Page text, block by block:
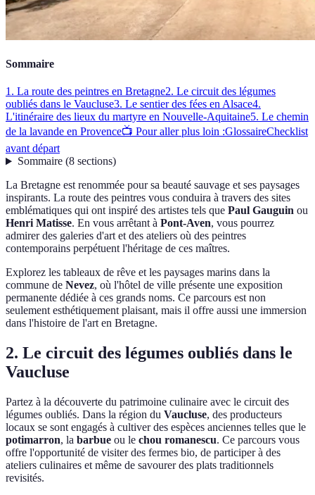
Sommaire
1. La route des peintres en Bretagne2. Le circuit des légumes
oubliés dans le Vaucluse3. Le sentier des fées en Alsace4.
L'itinéraire des lieux du martyre en Nouvelle-Aquitaine5. Le chemin
de la lavande en Provence📺 Pour aller plus loin :GlossaireChecklist
avant départ
Sommaire(8 sections)
La Bretagne est renommée pour sa beauté sauvage et ses paysages
inspirants. La route des peintres vous conduira à travers des sites
emblématiques qui ont inspiré des artistes tels que Paul Gauguin ou
Henri Matisse. En vous arrêtant à Pont-Aven, vous pourrez
admirer des galeries d'art et des ateliers où des peintres
contemporains perpétuent l'héritage de ces maîtres.
Explorez les tableaux de rêve et les paysages marins dans la
commune de Nevez, où l'hôtel de ville présente une exposition
permanente dédiée à ces grands noms. Ce parcours est non
seulement esthétiquement plaisant, mais il offre aussi une immersion
dans l'histoire de l'art en Bretagne.
2. Le circuit des légumes oubliés dans le
Vaucluse
Partez à la découverte du patrimoine culinaire avec le circuit des
légumes oubliés. Dans la région du Vaucluse, des producteurs
locaux se sont engagés à cultiver des espèces anciennes telles que le
potimarron, la barbue ou le chou romanescu. Ce parcours vous
offre l'opportunité de visiter des fermes bio, de participer à des
ateliers culinaires et même de savourer des plats traditionnels
revisités.